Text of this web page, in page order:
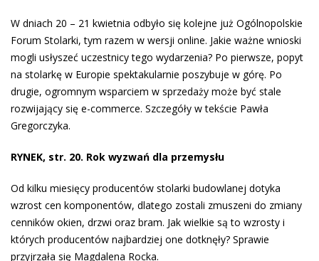
W dniach 20 – 21 kwietnia odbyło się kolejne już Ogólnopolskie
Forum Stolarki, tym razem w wersji online. Jakie ważne wnioski
mogli usłyszeć uczestnicy tego wydarzenia? Po pierwsze, popyt
na stolarkę w Europie spektakularnie poszybuje w górę. Po
drugie, ogromnym wsparciem w sprzedaży może być stale
rozwijający się e-commerce. Szczegóły w tekście Pawła
Gregorczyka.
RYNEK, str. 20. Rok wyzwań dla przemysłu
Od kilku miesięcy producentów stolarki budowlanej dotyka
wzrost cen komponentów, dlatego zostali zmuszeni do zmiany
cenników okien, drzwi oraz bram. Jak wielkie są to wzrosty i
których producentów najbardziej one dotknęły? Sprawie
przyjrzała się Magdalena Rocka.